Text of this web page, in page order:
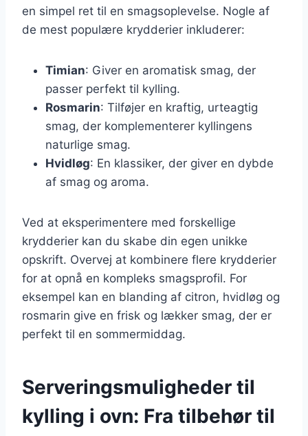
en simpel ret til en smagsoplevelse. Nogle af
de mest populære krydderier inkluderer:
Timian: Giver en aromatisk smag, der
passer perfekt til kylling.
Rosmarin: Tilføjer en kraftig, urteagtig
smag, der komplementerer kyllingens
naturlige smag.
Hvidløg: En klassiker, der giver en dybde
af smag og aroma.
Ved at eksperimentere med forskellige
krydderier kan du skabe din egen unikke
opskrift. Overvej at kombinere flere krydderier
for at opnå en kompleks smagsprofil. For
eksempel kan en blanding af citron, hvidløg og
rosmarin give en frisk og lækker smag, der er
perfekt til en sommermiddag.
Serveringsmuligheder til
kylling i ovn: Fra tilbehør til